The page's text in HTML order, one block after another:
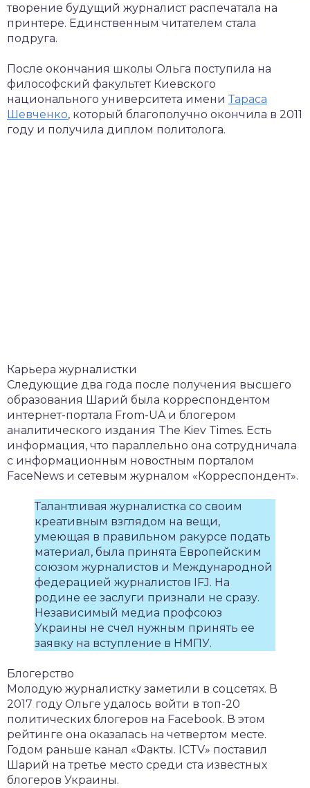
творение будущий журналист распечатала на
принтере. Единственным читателем стала
подруга.
После окончания школы Ольга поступила на
философский факультет Киевского
национального университета имени Тараса
Шевченко, который благополучно окончила в 2011
году и получила диплом политолога.
Карьера журналистки
Следующие два года после получения высшего
образования Шарий была корреспондентом
интернет-портала From-UA и блогером
аналитического издания The Kiev Times. Есть
информация, что параллельно она сотрудничала
с информационным новостным порталом
FaceNews и сетевым журналом «Корреспондент».
Талантливая журналистка со своим
креативным взглядом на вещи,
умеющая в правильном ракурсе подать
материал, была принята Европейским
союзом журналистов и Международной
федерацией журналистов IFJ. На
родине ее заслуги признали не сразу.
Независимый медиа профсоюз
Украины не счел нужным принять ее
заявку на вступление в НМПУ.
Блогерство
Молодую журналистку заметили в соцсетях. В
2017 году Ольге удалось войти в топ-20
политических блогеров на Facebook. В этом
рейтинге она оказалась на четвертом месте.
Годом раньше канал «Факты. ICTV» поставил
Шарий на третье место среди ста известных
блогеров Украины.